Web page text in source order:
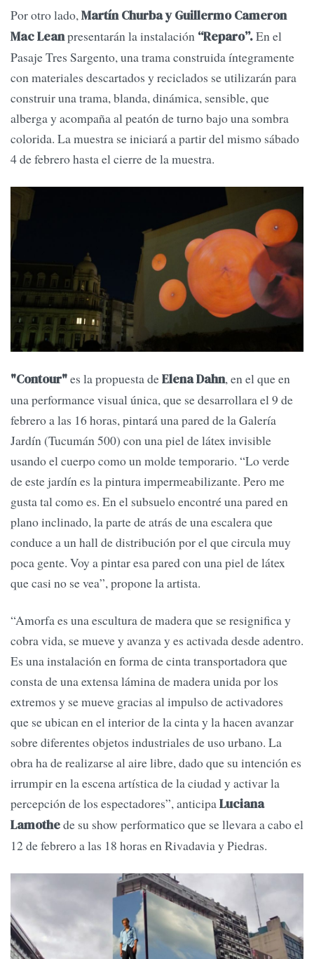
Por otro lado,Martín Churba y Guillermo Cameron
Mac Leanpresentarán la instalación “Reparo”.En el
Pasaje Tres Sargento, una trama construida íntegramente
con materiales descartados y reciclados se utilizarán para
construir una trama, blanda, dinámica, sensible, que
alberga y acompaña al peatón de turno bajo una sombra
colorida. La muestra se iniciará a partir del mismo sábado
4 de febrero hasta el cierre de la muestra.
"Contour"es la propuesta deElena Dahn, en el que en
una performance visual única, que se desarrollara el 9 de
febrero a las 16 horas, pintará una pared de la Galería
Jardín (Tucumán 500) con una piel de látex invisible
usando el cuerpo como un molde temporario. “Lo verde
de este jardín es la pintura impermeabilizante. Pero me
gusta tal como es. En el subsuelo encontré una pared en
plano inclinado, la parte de atrás de una escalera que
conduce a un hall de distribución por el que circula muy
poca gente. Voy a pintar esa pared con una piel de látex
que casi no se vea”, propone la artista.
“Amorfa es una escultura de madera que se resignifica y
cobra vida, se mueve y avanza y es activada desde adentro.
Es una instalación en forma de cinta transportadora que
consta de una extensa lámina de madera unida por los
extremos y se mueve gracias al impulso de activadores
que se ubican en el interior de la cinta y la hacen avanzar
sobre diferentes objetos industriales de uso urbano. La
obra ha de realizarse al aire libre, dado que su intención es
irrumpir en la escena artística de la ciudad y activar la
percepción de los espectadores”, anticipaLuciana
Lamothede su show performatico que se llevara a cabo el
12 de febrero a las 18 horas en Rivadavia y Piedras.